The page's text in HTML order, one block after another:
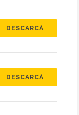
DESCARCĂ
DESCARCĂ